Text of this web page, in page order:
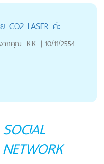
CO2 LASER ค่ะ
ากคุณ K.K | 10/11/2554
SOCIAL
NETWORK